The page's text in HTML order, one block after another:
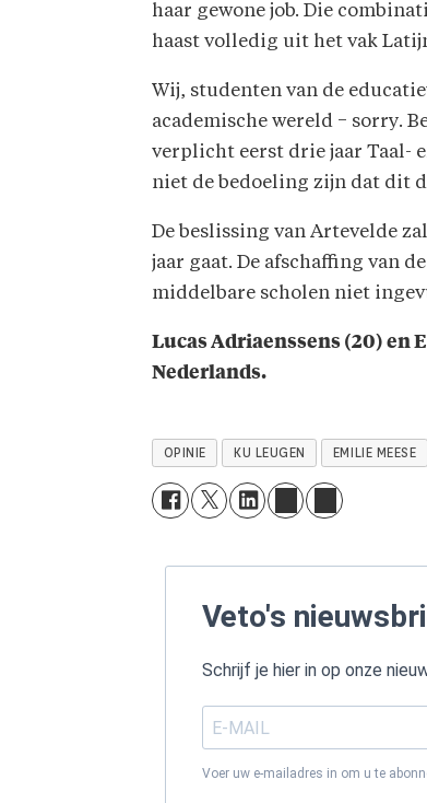
haar gewone job. Die
haast volledig uit het vak
Wij, studenten van de
academische wereld − sorry.
verplicht eerst drie jaar Taal-
niet de bedoeling zijn dat dit
De beslissing van Artevelde
jaar gaat. De afschaffing van
middelbare scholen niet
Lucas Adriaenssens (20) en
Nederlands.
OPINIE KU LEUGEN EMILIE MEESE
Veto's
Schrijf je hier in op onze
Voer uw e-mailadres in om u te